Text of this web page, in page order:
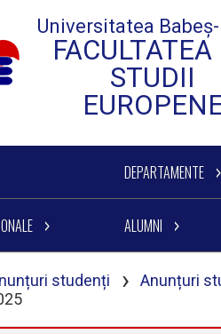
Universitatea
FACULTATEA
STUDII
DEPARTAMENTE
ALUMNI
studenți › Anunțuri